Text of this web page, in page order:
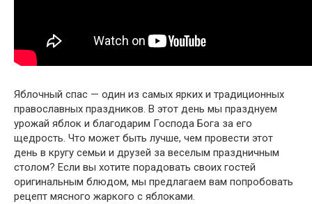
Яблочный спас — один из самых ярких и традиционных
православных праздников. В этот день мы празднуем
урожай яблок и благодарим Господа Бога за его
щедрость. Что может быть лучше, чем провести этот
день в кругу семьи и друзей за веселым праздничным
столом? Если вы хотите порадовать своих гостей
оригинальным блюдом, мы предлагаем вам попробовать
рецепт мясного жаркого с яблоками.